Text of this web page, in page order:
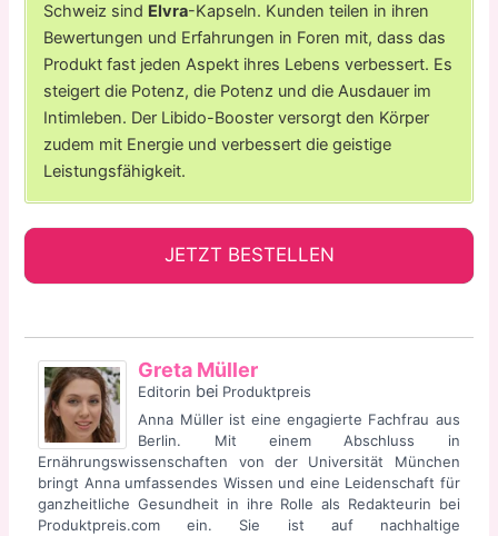
Schweiz sind Elvra-Kapseln. Kunden teilen in ihren
Bewertungen und Erfahrungen in Foren mit, dass das
Produkt fast jeden Aspekt ihres Lebens verbessert. Es
steigert die Potenz, die Potenz und die Ausdauer im
Intimleben. Der Libido-Booster versorgt den Körper
zudem mit Energie und verbessert die geistige
Leistungsfähigkeit.
JETZT BESTELLEN
Greta Müller
Editorin bei Produktpreis
Anna Müller ist eine engagierte Fachfrau aus
Berlin. Mit einem Abschluss in
Ernährungswissenschaften von der Universität München
bringt Anna umfassendes Wissen und eine Leidenschaft für
ganzheitliche Gesundheit in ihre Rolle als Redakteurin bei
Produktpreis.com ein. Sie ist auf nachhaltige